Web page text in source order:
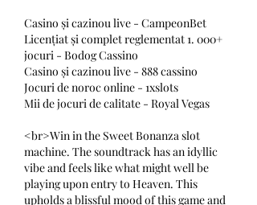
Casino și cazinou live - CampeonBet
Licențiat și complet reglementat 1. 000+
jocuri - Bodog Cassino
Casino și cazinou live - 888 cassino
Jocuri de noroc online - 1xslots
Mii de jocuri de calitate - Royal Vegas
<br>Win in the Sweet Bonanza slot
machine. The soundtrack has an idyllic
vibe and feels like what might well be
playing upon entry to Heaven. This
upholds a blissful mood of this game and